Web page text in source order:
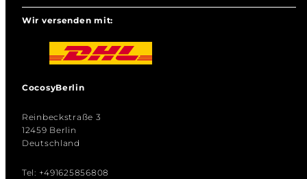
Wir versenden mit:
CocosyBerlin
Reinbeckstraße 3
12459 Berlin
Deutschland
Tel: +491625856808